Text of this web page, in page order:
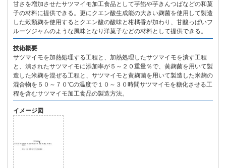
甘さを増加させたサツマイモ加工食品として芋餡や芋きんつばなどの和菓
子の材料に提供できる。更にクエン酸生成能の大きい麹菌を使用して製造
した穀類麹を使用するとクエン酸の酸味と柑橘香が加わり、甘酸っぱいフ
ルーツジャムのような風味となり洋菓子などの材料として提供できる。
技術概要
サツマイモを加熱処理する工程と、加熱処理したサツマイモを潰す工程
と、潰されたサツマイモに添加率が５～２０重量％で、黄麹菌を用いて製
造した米麹を混ぜる工程と、サツマイモと黄麹菌を用いて製造した米麹の
混合物を５０～７０℃の温度で１０～３０時間サツマイモを糖化させる工
程を含むサツマイモ加工食品の製造方法。
イメージ図